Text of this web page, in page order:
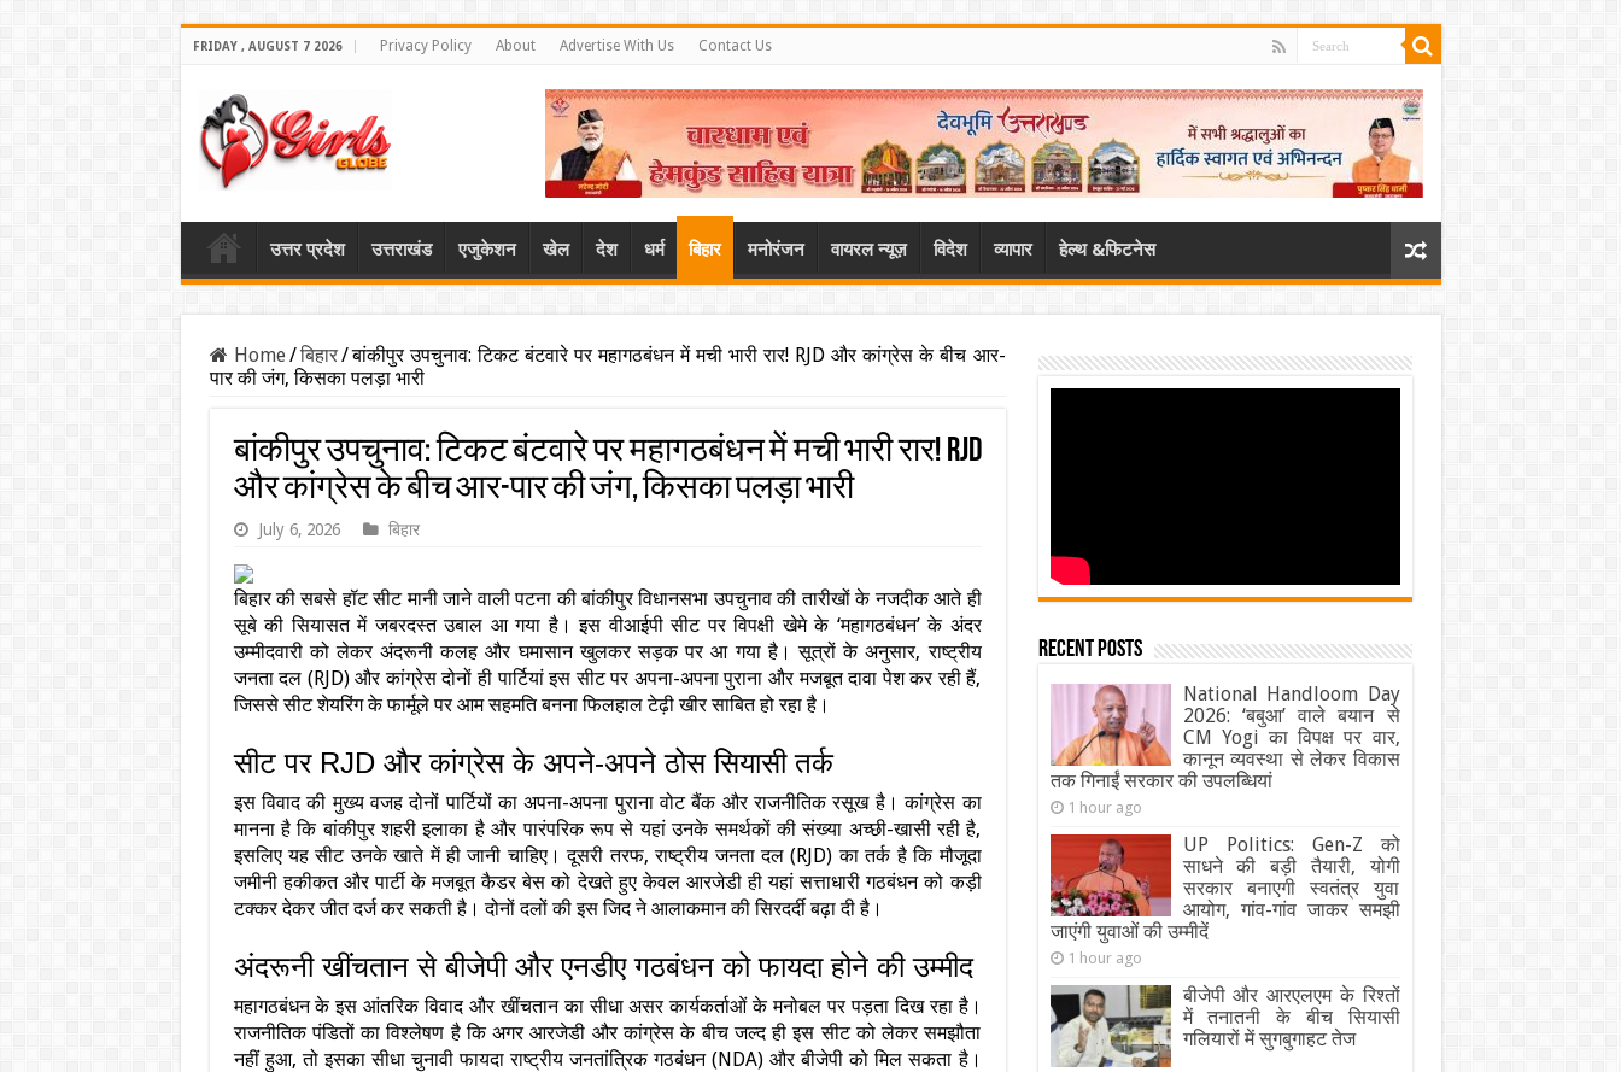
FRIDAY , AUGUST 7 2026 Privacy Policy About Advertise With Us Contact Us
उत्तर प्रदेश उत्तराखंड एजुकेशन खेल देश धर्म बिहार मनोरंजन वायरल न्यूज़ विदेश व्यापार हेल्थ &फिटनेस
Home/बिहार/बांकीपुर उपचुनाव: टिकट बंटवारे पर महागठबंधन में मची भारी रार! RJD और कांग्रेस के बीच आर-
पार की जंग, किसका पलड़ा भारी
बांकीपुर उपचुनाव: टिकट बंटवारे पर महागठबंधन में मची भारी रार! RJD
और कांग्रेस के बीच आर-पार की जंग, किसका पलड़ा भारी
July 6, 2026 बिहार
बिहार की सबसे हॉट सीट मानी जाने वाली पटना की बांकीपुर विधानसभा उपचुनाव की तारीखों के नजदीक आते ही
सूबे की सियासत में जबरदस्त उबाल आ गया है। इस वीआईपी सीट पर विपक्षी खेमे के ‘महागठबंधन’ के अंदर
उम्मीदवारी को लेकर अंदरूनी कलह और घमासान खुलकर सड़क पर आ गया है। सूत्रों के अनुसार, राष्ट्रीय
जनता दल (RJD) और कांग्रेस दोनों ही पार्टियां इस सीट पर अपना-अपना पुराना और मजबूत दावा पेश कर रही हैं,
जिससे सीट शेयरिंग के फार्मूले पर आम सहमति बनना फिलहाल टेढ़ी खीर साबित हो रहा है।
सीट पर RJD और कांग्रेस के अपने-अपने ठोस सियासी तर्क
इस विवाद की मुख्य वजह दोनों पार्टियों का अपना-अपना पुराना वोट बैंक और राजनीतिक रसूख है। कांग्रेस का
मानना है कि बांकीपुर शहरी इलाका है और पारंपरिक रूप से यहां उनके समर्थकों की संख्या अच्छी-खासी रही है,
इसलिए यह सीट उनके खाते में ही जानी चाहिए। दूसरी तरफ, राष्ट्रीय जनता दल (RJD) का तर्क है कि मौजूदा
जमीनी हकीकत और पार्टी के मजबूत कैडर बेस को देखते हुए केवल आरजेडी ही यहां सत्ताधारी गठबंधन को कड़ी
टक्कर देकर जीत दर्ज कर सकती है। दोनों दलों की इस जिद ने आलाकमान की सिरदर्दी बढ़ा दी है।
अंदरूनी खींचतान से बीजेपी और एनडीए गठबंधन को फायदा होने की उम्मीद
महागठबंधन के इस आंतरिक विवाद और खींचतान का सीधा असर कार्यकर्ताओं के मनोबल पर पड़ता दिख रहा है।
राजनीतिक पंडितों का विश्लेषण है कि अगर आरजेडी और कांग्रेस के बीच जल्द ही इस सीट को लेकर समझौता
नहीं हुआ, तो इसका सीधा चुनावी फायदा राष्ट्रीय जनतांत्रिक गठबंधन (NDA) और बीजेपी को मिल सकता है।
Recent Posts
National Handloom Day
2026: ‘बबुआ’ वाले बयान से
CM Yogi का विपक्ष पर वार,
कानून व्यवस्था से लेकर विकास
तक गिनाईं सरकार की उपलब्धियां
1 hour ago
UP Politics: Gen-Z को
साधने की बड़ी तैयारी, योगी
सरकार बनाएगी स्वतंत्र युवा
आयोग, गांव-गांव जाकर समझी
जाएंगी युवाओं की उम्मीदें
1 hour ago
बीजेपी और आरएलएम के रिश्तों
में तनातनी के बीच सियासी
गलियारों में सुगबुगाहट तेज